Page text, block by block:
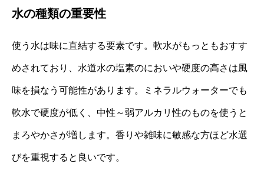
水の種類の重要性
使う水は味に直結する要素です。軟水がもっともおすす
めされており、水道水の塩素のにおいや硬度の高さは風
味を損なう可能性があります。ミネラルウォーターでも
軟水で硬度が低く、中性～弱アルカリ性のものを使うと
まろやかさが増します。香りや雑味に敏感な方ほど水選
びを重視すると良いです。